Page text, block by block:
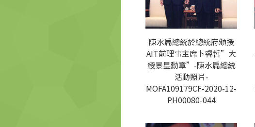
陳水扁總統於總統府頒授
AIT前理事主席卜睿哲”大
綬景星勳章”-陳水扁總統
活動照片-
MOFA109179CF-2020-12-
PH00080-044